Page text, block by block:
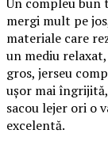
mergi mult pe
materiale care
un mediu
gros, jerseu
ușor mai
sacou lejer ori o
excelentă.